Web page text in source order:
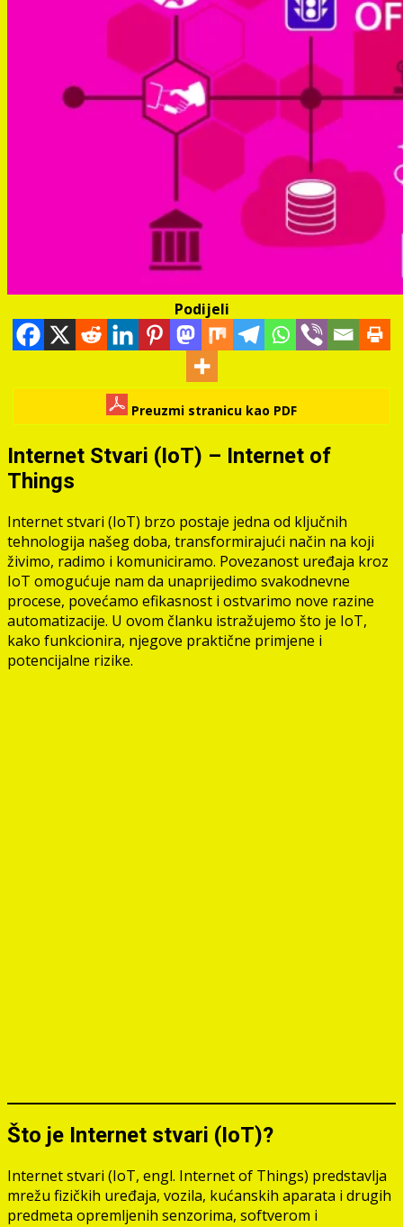
Podijeli
Preuzmi stranicu kao PDF
Internet Stvari (IoT) – Internet of
Things
Internet stvari (IoT) brzo postaje jedna od ključnih
tehnologija našeg doba, transformirajući način na koji
živimo, radimo i komuniciramo. Povezanost uređaja kroz
IoT omogućuje nam da unaprijedimo svakodnevne
procese, povećamo efikasnost i ostvarimo nove razine
automatizacije. U ovom članku istražujemo što je IoT,
kako funkcionira, njegove praktične primjene i
potencijalne rizike.
Što je Internet stvari (IoT)?
Internet stvari (IoT, engl. Internet of Things) predstavlja
mrežu fizičkih uređaja, vozila, kućanskih aparata i drugih
predmeta opremljenih senzorima, softverom i